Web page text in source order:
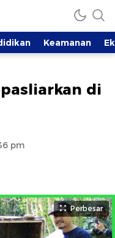
Keamanan
di
pm
Perbesar